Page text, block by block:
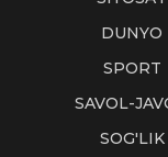
DUNYO
SPORT
SAVOL-
SOG'LIK